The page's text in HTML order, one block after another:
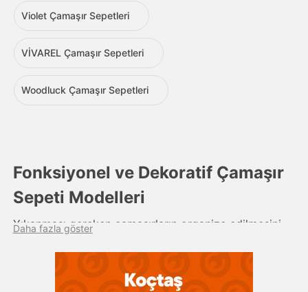
Fonksiyonel ve Dekoratif Çamaşır
Sepeti Modelleri
Yıkanması gereken çamaşırların organize edilmesini
odanızı ya da yatak odanızı süsleyen çamaşır
sepetleri, ev düzeninde önemli bir rol oynar. Hava
Daha fazla göster
Violet Çamaşır Sepetleri
VİVAREL Çamaşır Sepetleri
Woodluck Çamaşır Sepetleri